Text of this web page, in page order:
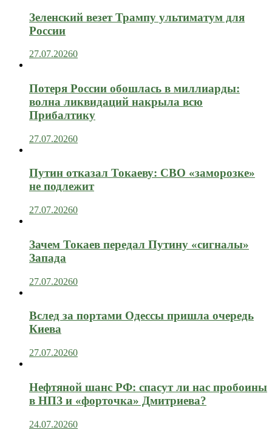
Зеленский везет Трампу ультиматум для
России
27.07.20260
Потеря России обошлась в миллиарды:
волна ликвидаций накрыла всю
Прибалтику
27.07.20260
Путин отказал Токаеву: СВО «заморозке»
не подлежит
27.07.20260
Зачем Токаев передал Путину «сигналы»
Запада
27.07.20260
Вслед за портами Одессы пришла очередь
Киева
27.07.20260
Нефтяной шанс РФ: спасут ли нас пробоины
в НПЗ и «форточка» Дмитриева?
24.07.20260